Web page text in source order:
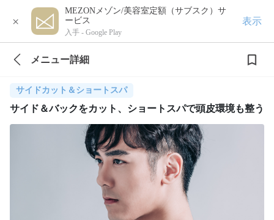
×
MEZONメゾン/美容室定額（サブスク）サ
ービス
入手 - Google Play
表示
メニュー詳細
サイドカット＆ショートスパ
サイド＆バックをカット、ショートスパで頭皮環境も整う